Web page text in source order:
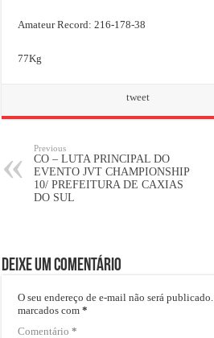
Amateur Record: 216-178-38
77Kg
tweet
Previous
CO – LUTA PRINCIPAL DO
EVENTO JVT CHAMPIONSHIP
10/ PREFEITURA DE CAXIAS
DO SUL
Deixe um comentário
O seu endereço de e-mail não será publicado.
marcados com*
Comentário*